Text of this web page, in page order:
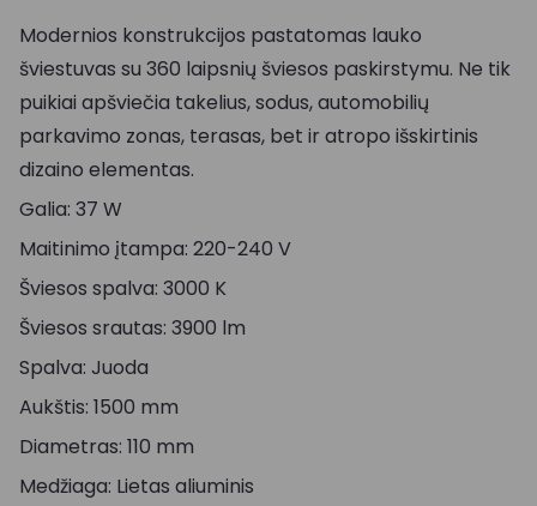
Modernios konstrukcijos pastatomas lauko
šviestuvas su 360 laipsnių šviesos paskirstymu. Ne tik
puikiai apšviečia takelius, sodus, automobilių
parkavimo zonas, terasas, bet ir atropo išskirtinis
dizaino elementas.
Galia: 37 W
Maitinimo įtampa: 220-240 V
Šviesos spalva: 3000 K
Šviesos srautas: 3900 lm
Spalva: Juoda
Aukštis: 1500 mm
Diametras: 110 mm
Medžiaga: Lietas aliuminis